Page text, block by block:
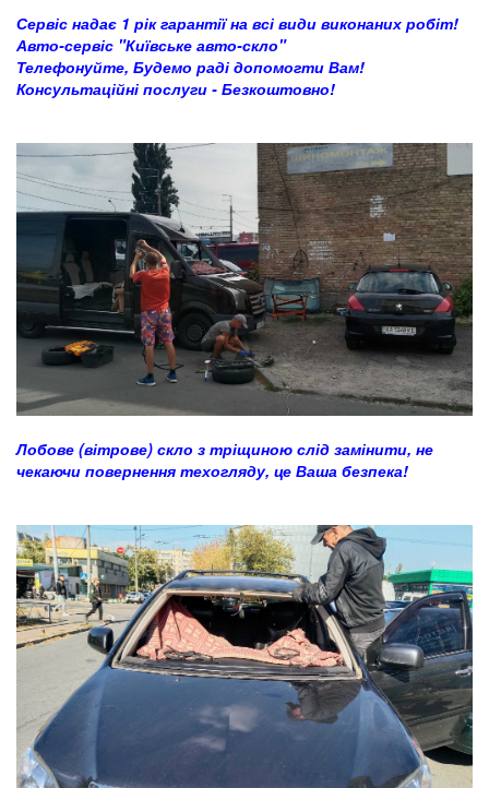
Сервіс надає 1 рік гарантії на всі види виконаних робіт!
Авто-сервіс "Київське авто-скло"
Телефонуйте, Будемо раді допомогти Вам!
Консультаційні послуги - Безкоштовно!
Лобове (вітрове) скло з тріщиною слід замінити, не
чекаючи повернення техогляду, це Ваша безпека!